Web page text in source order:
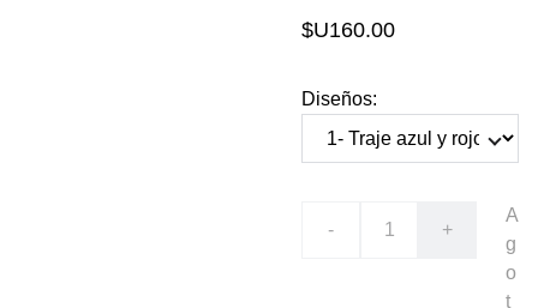
$U160.00
Diseños:
- +
A
g
o
t